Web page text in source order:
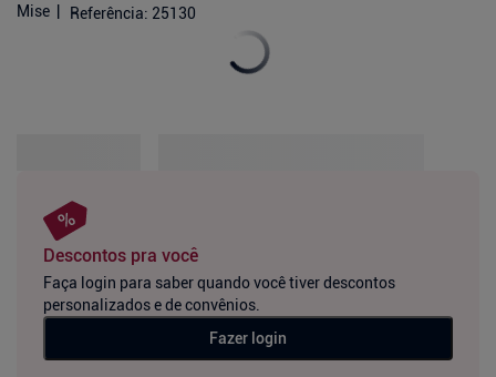
Mise Referência: 25130
Descontos pra você
Faça login para saber quando você tiver descontos
personalizados e de convênios.
Fazer login